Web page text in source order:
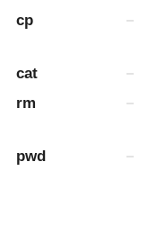
cp
cat
rm
pwd